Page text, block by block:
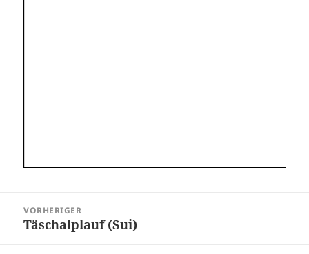
VORHERIGER
Vorheriger
Täschalplauf (Sui)